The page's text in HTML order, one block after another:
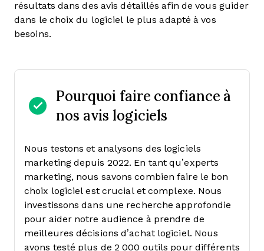
résultats dans des avis détaillés afin de vous guider
dans le choix du logiciel le plus adapté à vos
besoins.
Pourquoi faire confiance à
nos avis logiciels
Nous testons et analysons des logiciels
marketing depuis 2022. En tant qu’experts
marketing, nous savons combien faire le bon
choix logiciel est crucial et complexe. Nous
investissons dans une recherche approfondie
pour aider notre audience à prendre de
meilleures décisions d’achat logiciel. Nous
avons testé plus de 2 000 outils pour différents